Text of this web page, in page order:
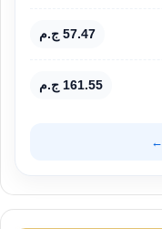
57.47 ج.م
161.55 ج.م
←